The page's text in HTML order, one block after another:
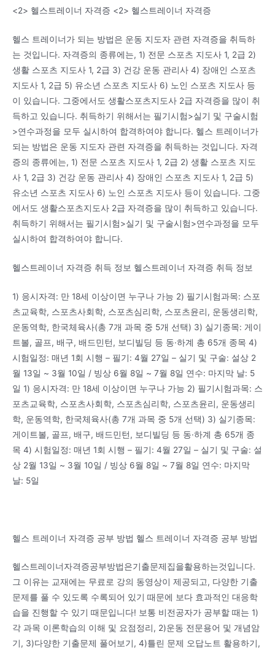
<2> 헬스트레이너 자격증 <2> 헬스트레이너 자격증
헬스 트레이너가 되는 방법은 운동 지도자 관련 자격증을 취득하
는 것입니다. 자격증의 종류에는, 1) 전문 스포츠 지도사 1, 2급 2)
생활 스포츠 지도사 1, 2급 3) 건강 운동 관리사 4) 장애인 스포츠
지도사 1, 2급 5) 유소년 스포츠 지도사 6) 노인 스포츠 지도사 등
이 있습니다. 그중에서도 생활스포츠지도사 2급 자격증을 많이 취
득하고 있습니다. 취득하기 위해서는 필기시험>실기 및 구술시험
>연수과정을 모두 실시하여 합격하여야 합니다. 헬스 트레이너가
되는 방법은 운동 지도자 관련 자격증을 취득하는 것입니다. 자격
증의 종류에는, 1) 전문 스포츠 지도사 1, 2급 2) 생활 스포츠 지도
사 1, 2급 3) 건강 운동 관리사 4) 장애인 스포츠 지도사 1, 2급 5)
유소년 스포츠 지도사 6) 노인 스포츠 지도사 등이 있습니다. 그중
에서도 생활스포츠지도사 2급 자격증을 많이 취득하고 있습니다.
취득하기 위해서는 필기시험>실기 및 구술시험>연수과정을 모두
실시하여 합격하여야 합니다.
헬스트레이너 자격증 취득 정보 헬스트레이너 자격증 취득 정보
1) 응시자격: 만 18세 이상이면 누구나 가능 2) 필기시험과목: 스포
츠교육학, 스포츠사회학, 스포츠심리학, 스포츠윤리, 운동생리학,
운동역학, 한국체육사(총 7개 과목 중 5개 선택) 3) 실기종목: 게이
트볼, 골프, 배구, 배드민턴, 보디빌딩 등 동·하계 총 65개 종목 4)
시험일정: 매년 1회 시행 – 필기: 4월 27일 – 실기 및 구술: 설상 2
월 13일 ~ 3월 10일 / 빙상 6월 8일 ~ 7월 8일 연수: 마지막 날: 5
일 1) 응시자격: 만 18세 이상이면 누구나 가능 2) 필기시험과목: 스
포츠교육학, 스포츠사회학, 스포츠심리학, 스포츠윤리, 운동생리
학, 운동역학, 한국체육사(총 7개 과목 중 5개 선택) 3) 실기종목:
게이트볼, 골프, 배구, 배드민턴, 보디빌딩 등 동·하계 총 65개 종
목 4) 시험일정: 매년 1회 시행 – 필기: 4월 27일 – 실기 및 구술: 설
상 2월 13일 ~ 3월 10일 / 빙상 6월 8일 ~ 7월 8일 연수: 마지막
날: 5일
헬스 트레이너 자격증 공부 방법 헬스 트레이너 자격증 공부 방법
헬스트레이너자격증공부방법은기출문제집을활용하는것입니다.
그 이유는 교재에는 무료로 강의 동영상이 제공되고, 다양한 기출
문제를 풀 수 있도록 수록되어 있기 때문에 보다 효과적인 대응학
습을 진행할 수 있기 때문입니다! 보통 비전공자가 공부할 때는 1)
각 과목 이론학습의 이해 및 요점정리, 2)운동 전문용어 및 개념암
기, 3)다양한 기출문제 풀어보기, 4)틀린 문제 오답노트 활용하기,